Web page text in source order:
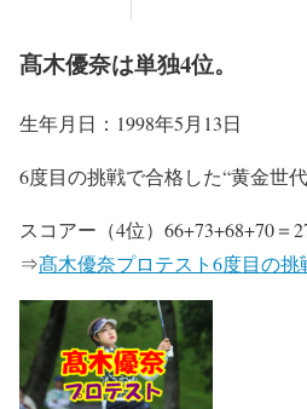
髙木優奈は単独4位。
生年月日 ：1998年5月13日
6度目の挑戦で合格した“黄金世
スコアー（4位）66+73+68+70＝
⇒髙木優奈プロテスト6度目の挑